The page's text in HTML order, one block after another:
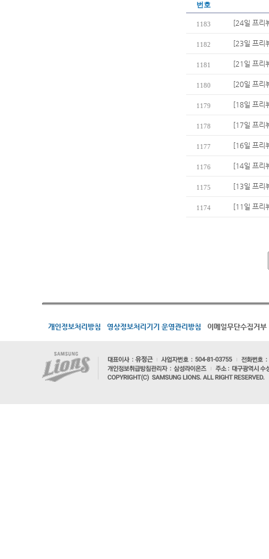
번호
1183 [24일 프리
1182 [23일 프리
1181 [21일 프리
1180 [20일 프리
1179 [18일 프리
1178 [17일 프리
1177 [16일 프리
1176 [14일 프리
1175 [13일 프리
1174 [11일 프리
개인정보처리방침 영상정보처리기기 운영관리방침 이메일무단수집거부